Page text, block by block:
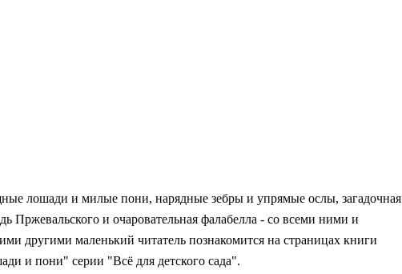
лошади и милые пони, нарядные зебры и упрямые ослы, загадочная
Пржевальского и очаровательная фалабелла - со всеми ними и
другими маленький читатель познакомится на страницах книги
и пони" серии "Всё для детского сада".